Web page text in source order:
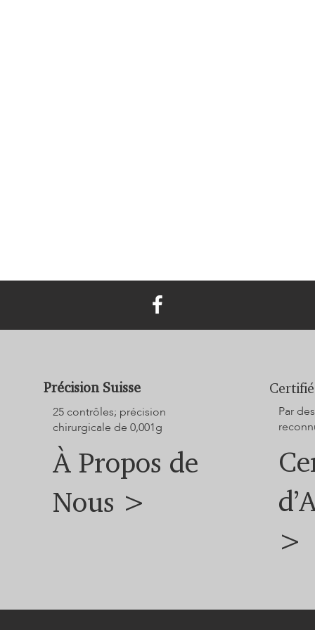
Précision Suisse
25 contrôles; précision
chirurgicale de 0,001g
À Propos de
Nous >
Par
>